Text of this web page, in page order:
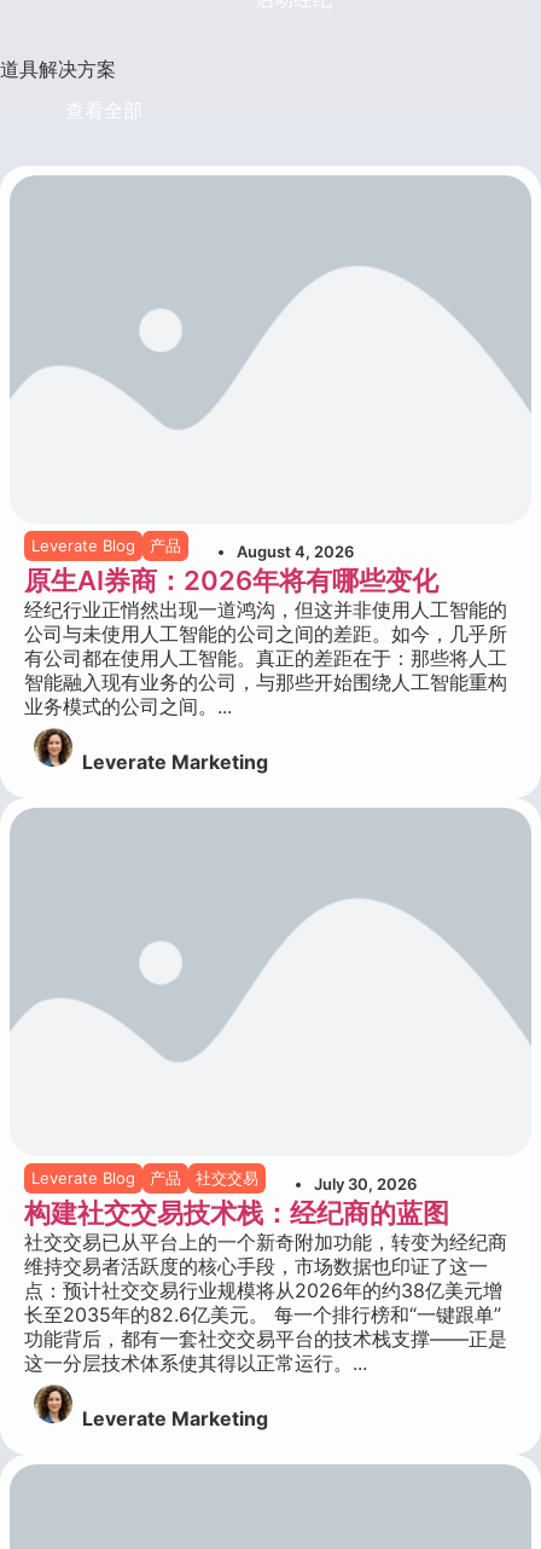
道具解决方案
查看全部
Leverate Blog 产品 August 4, 2026
原生AI券商：2026年将有哪些变化
经纪行业正悄然出现一道鸿沟，但这并非使用人工智能的
公司与未使用人工智能的公司之间的差距。如今，几乎所
有公司都在使用人工智能。真正的差距在于：那些将人工
智能融入现有业务的公司，与那些开始围绕人工智能重构
业务模式的公司之间。...
Leverate Marketing
Leverate Blog 产品 社交交易 July 30, 2026
构建社交交易技术栈：经纪商的蓝图
社交交易已从平台上的一个新奇附加功能，转变为经纪商
维持交易者活跃度的核心手段，市场数据也印证了这一
点：预计社交交易行业规模将从2026年的约38亿美元增
长至2035年的82.6亿美元。 每一个排行榜和“一键跟单”
功能背后，都有一套社交交易平台的技术栈支撑——正是
这一分层技术体系使其得以正常运行。...
Leverate Marketing